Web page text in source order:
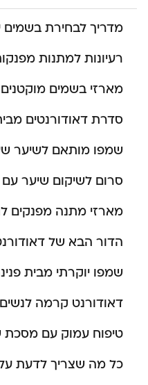
מדריך לבחירת בשמים
רעיונות למתנות
מארזי בשמים מוקטנים
סדרת דאודורנטים
שמפו מותאם לשיער
סרום לשיקום שיער עם
מארזי מתנה מפנקים
הדור הבא של
שמפו יוקרתי מבית
דאודורנט קרמה לנשים
טיפוח עמוק עם מסכת
כל מה שצריך לדעת על בושם